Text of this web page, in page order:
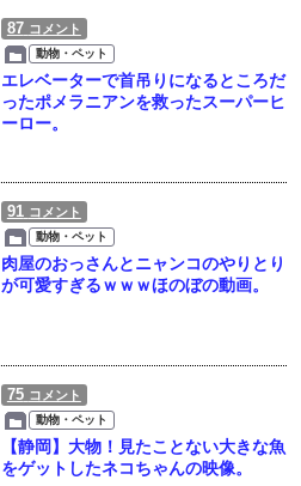
87 コメント
動物・ペット
エレベーターで首吊りになるところだ
ったポメラニアンを救ったスーパーヒ
ーロー。
91 コメント
動物・ペット
肉屋のおっさんとニャンコのやりとり
が可愛すぎるｗｗｗほのぼの動画。
75 コメント
動物・ペット
【静岡】大物！見たことない大きな魚
をゲットしたネコちゃんの映像。